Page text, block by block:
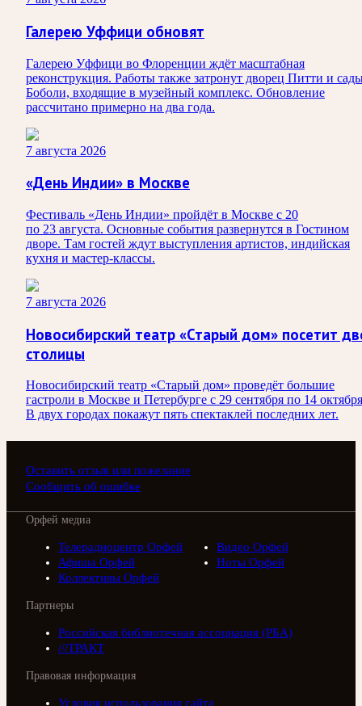
Галерею Уффици обновят
Галерею Уффици во Флоренции ждёт масштабная
реконструкция. Работы также затронут дворец Питти и
Боболи, входящие в музейный комплекс. Обновление
рассчитано примерно на два года.
7 августа 2026
«День Индии» в Москве
Фестиваль «День Индии» пройдёт в Москве с 20
по 23 августа. Основные события развернутся в Гостином
дворе. Там гостей ждут выступления артистов, индийская
кухня и мастер-классы.
7 августа 2026
Новосибирский театр «Старый дом» посетит
столицы
Новосибирский театр «Старый дом» проведёт большие
гастроли в Москве и Петербурге с 29 сентября по 14
В двух городах покажут пять спектаклей последних лет.
Оставить отзыв или пожелание
Сообщить об ошибке
Орфей медиа
Телерадиоцентр Орфей
Видео Орфей
Афиша Орфей
Ноты Орфей
Коллективы Орфей
Партнеры
Российская библиотечная ассоциация (РБА)
///ТРАКТ
Правовая информация
Условия использования сайта